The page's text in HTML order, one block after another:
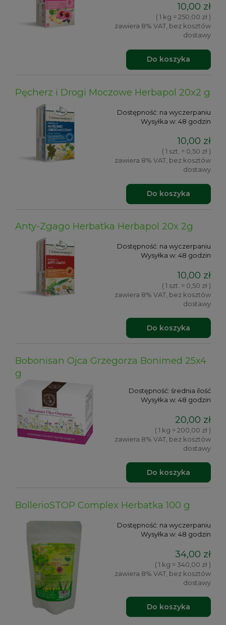
10,00 zł
( 1 kg = 250,00 zł )
zawiera 8% VAT, bez kosztów
dostawy
Do koszyka
Pęcherz i Drogi Moczowe Herbapol 20x2 g
Dostępność: na wyczerpaniu
Wysyłka w: 48 godzin
10,00 zł
( 1 szt. = 0,50 zł )
zawiera 8% VAT, bez kosztów
dostawy
Do koszyka
Anty-Zgago Herbatka Herbapol 20x 2g
Dostępność: na wyczerpaniu
Wysyłka w: 48 godzin
10,00 zł
( 1 szt. = 0,50 zł )
zawiera 8% VAT, bez kosztów
dostawy
Do koszyka
Bobonisan Ojca Grzegorza Bonimed 25x4
g
Dostępność: średnia ilość
Wysyłka w: 48 godzin
20,00 zł
( 1 kg = 200,00 zł )
zawiera 8% VAT, bez kosztów
dostawy
Do koszyka
BollerioSTOP Complex Herbatka 100 g
Dostępność: na wyczerpaniu
Wysyłka w: 48 godzin
34,00 zł
( 1 kg = 340,00 zł )
zawiera 8% VAT, bez kosztów
dostawy
Do koszyka